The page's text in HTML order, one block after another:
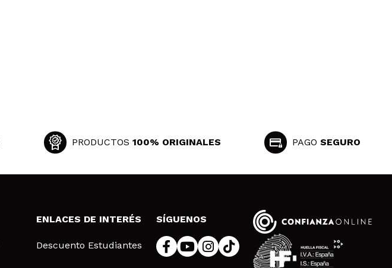
PRODUCTOS 100% ORIGINALES PAGO SEGURO
ENLACES DE INTERÉS
Descuento Estudiantes
SÍGUENOS